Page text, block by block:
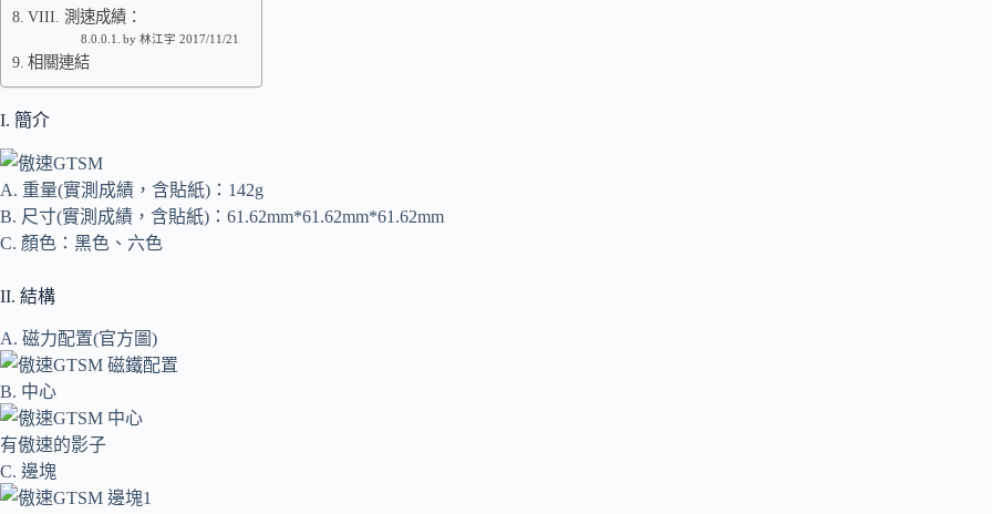
VIII. 測速成績：
by 林江宇 2017/11/21
相關連結
I. 簡介
A. 重量(實測成績，含貼紙)：142g
B. 尺寸(實測成績，含貼紙)：61.62mm*61.62mm*61.62mm
C. 顏色：黑色、六色
II. 結構
A. 磁力配置(官方圖)
B. 中心
有傲速的影子
C. 邊塊